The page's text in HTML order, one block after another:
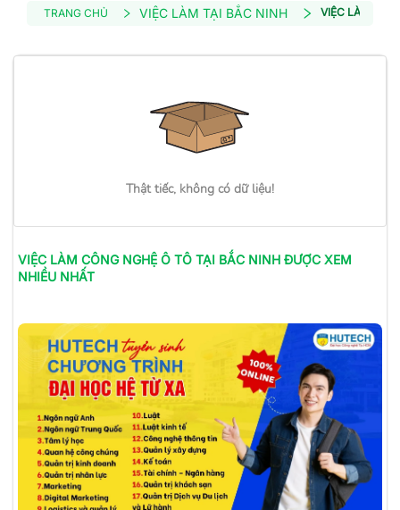
TRANG CHỦ VIỆC LÀM TẠI BẮC NINH VIỆC LÀM
Thật tiếc, không có dữ liệu!
VIỆC LÀM CÔNG NGHỆ Ô TÔ TẠI BẮC NINH ĐƯỢC XEM
NHIỀU NHẤT